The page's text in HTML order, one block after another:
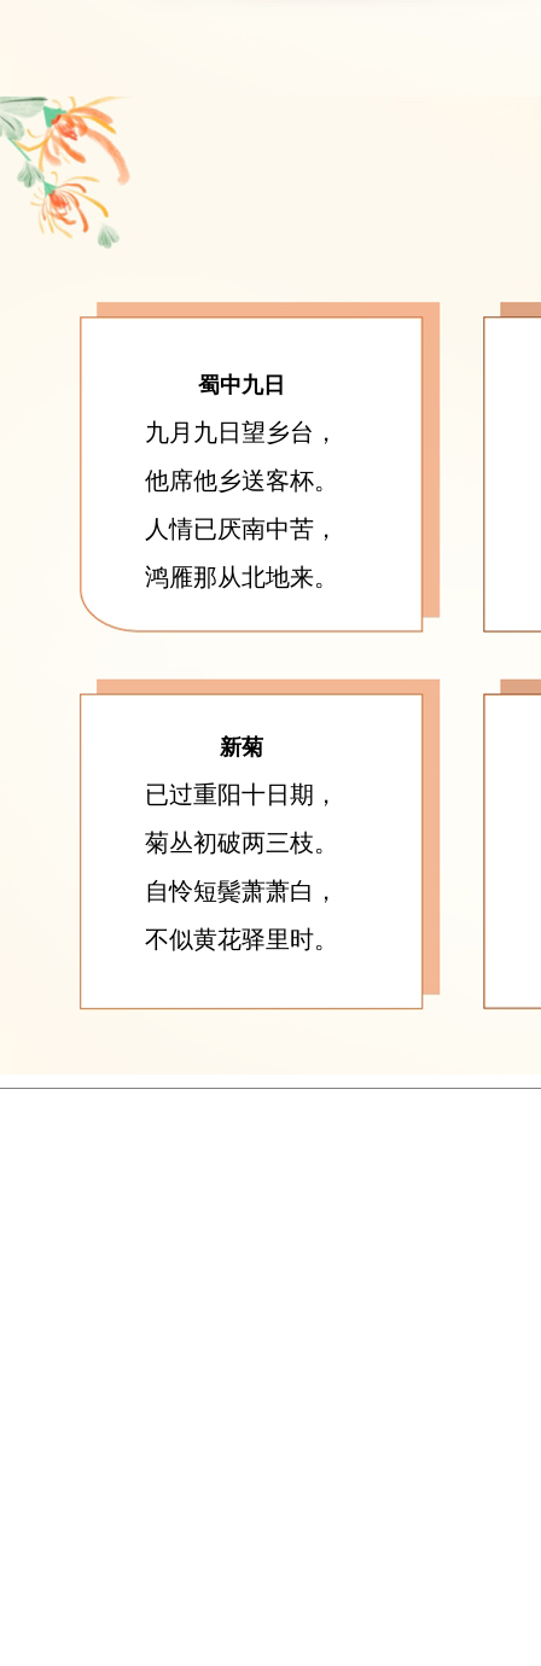
蜀中九日
九月九日望乡台，
他席他乡送客杯。
人情已厌南中苦，
鸿雁那从北地来。
新菊
已过重阳十日期，
菊丛初破两三枝。
自怜短鬓萧萧白，
不似黄花驿里时。